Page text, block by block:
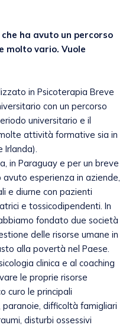
ha avuto un percorso
molto vario. Vuole
in Psicoterapia Breve
con un percorso
universitario e il
attività formative sia in
Irlanda).
in Paraguay e per un breve
avuto esperienza in aziende,
e diurne con pazienti
e tossicodipendenti. In
fondato due società
delle risorse umane in
alla povertà nel Paese.
clinica e al coaching
le proprie risorse
curo le principali
difficoltà famigliari
disturbi ossessivi